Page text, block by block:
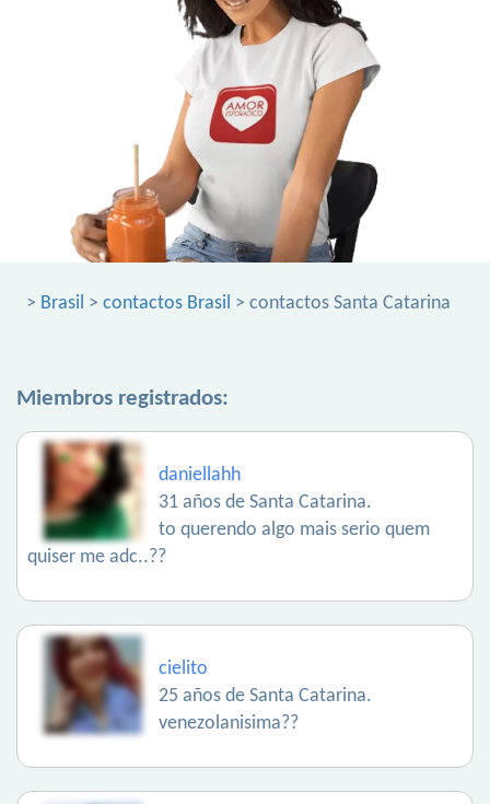
> Brasil > contactos Brasil > contactos Santa Catarina
Miembros registrados:
daniellahh
31 años de Santa Catarina.
to querendo algo mais serio quem
quiser me adc..??
cielito
25 años de Santa Catarina.
venezolanisima??